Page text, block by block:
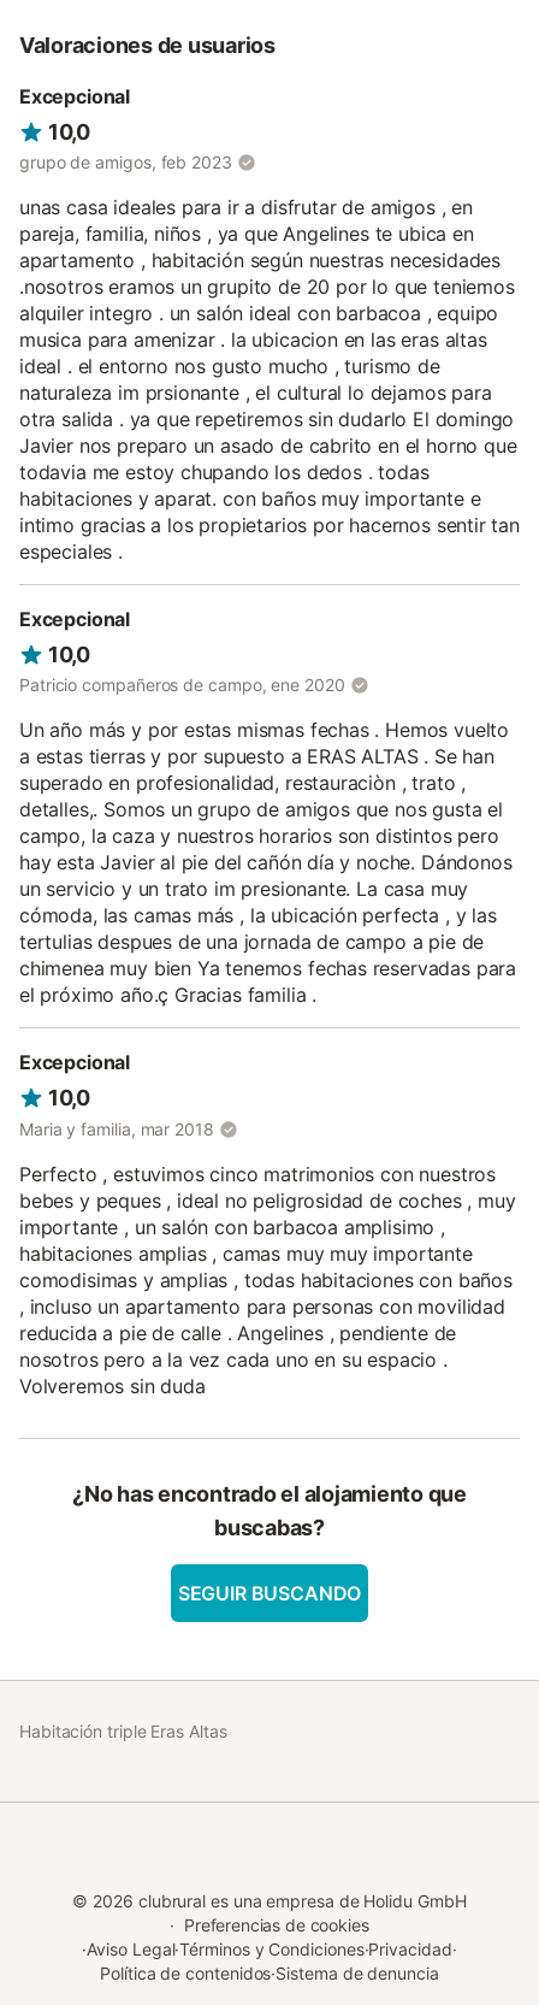
plantas, con distintas plazas y equipados con todo lo necesario
hidromasaje, baños especiales, estufa de leña y calefacción.
En su interior también se pueden alojar las mascotas que vayan
de viaje con sus dueños.
Para conocer la zona, lo mejor será tomar prestada las
bicicletas que ponen a tu disposición los propietarios y salir a
pasear con ella.
Valoraciones de usuarios
Excepcional
10,0
grupo de amigos, feb 2023
unas casa ideales para ir a disfrutar de amigos , en
pareja, familia, niños , ya que Angelines te ubica en
apartamento , habitación según nuestras necesidades
.nosotros eramos un grupito de 20 por lo que teniemos
alquiler integro . un salón ideal con barbacoa , equipo
musica para amenizar . la ubicacion en las eras altas
ideal . el entorno nos gusto mucho , turismo de
naturaleza im prsionante , el cultural lo dejamos para
otra salida . ya que repetiremos sin dudarlo El domingo
Javier nos preparo un asado de cabrito en el horno que
todavia me estoy chupando los dedos . todas
habitaciones y aparat. con baños muy importante e
intimo gracias a los propietarios por hacernos sentir tan
especiales .
Excepcional
10,0
Patricio compañeros de campo, ene 2020
Un año más y por estas mismas fechas . Hemos vuelto
a estas tierras y por supuesto a ERAS ALTAS . Se han
superado en profesionalidad, restauraciòn , trato ,
detalles,. Somos un grupo de amigos que nos gusta el
campo, la caza y nuestros horarios son distintos pero
hay esta Javier al pie del cañón día y noche. Dándonos
un servicio y un trato im presionante. La casa muy
cómoda, las camas más , la ubicación perfecta , y las
tertulias despues de una jornada de campo a pie de
chimenea muy bien Ya tenemos fechas reservadas para
el próximo año.ç Gracias familia .
Excepcional
10,0
Maria y familia, mar 2018
Perfecto , estuvimos cinco matrimonios con nuestros
bebes y peques , ideal no peligrosidad de coches , muy
importante , un salón con barbacoa amplisimo ,
habitaciones amplias , camas muy muy importante
comodisimas y amplias , todas habitaciones con baños
, incluso un apartamento para personas con movilidad
reducida a pie de calle . Angelines , pendiente de
nosotros pero a la vez cada uno en su espacio .
Volveremos sin duda
¿No has encontrado el alojamiento que
buscabas?
SEGUIR BUSCANDO
Habitación triple Eras Altas
© 2026 clubrural es una empresa de Holidu GmbH
· Preferencias de cookies
·Aviso Legal·Términos y Condiciones·Privacidad·
Política de contenidos·Sistema de denuncia